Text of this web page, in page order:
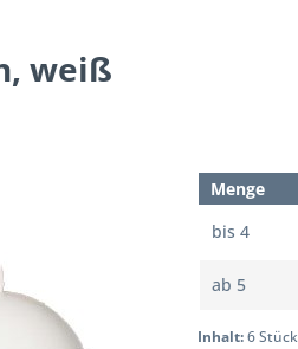
weiß
Menge
bis4
ab 5
Inhalt:6 Stück